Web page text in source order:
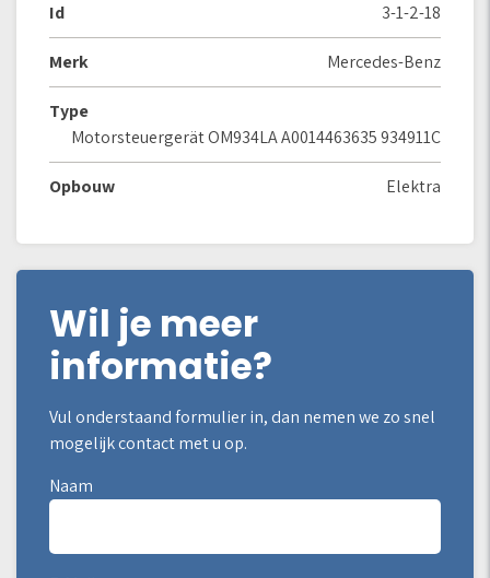
Id 3-1-2-18
Merk Mercedes-Benz
Type
Motorsteuergerät OM934LA A0014463635 934911C
Opbouw Elektra
Wil je meer
informatie?
Vul onderstaand formulier in, dan nemen we zo snel
mogelijk contact met u op.
Naam